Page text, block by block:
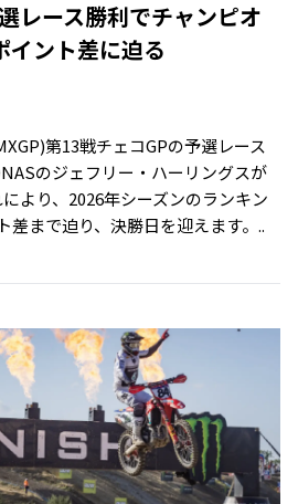
レース勝利でチャンピオ
イント差に迫る
第13戦チェコGPの予選レース
のジェフリー・ハーリングスが
より、2026年シーズンのランキン
差まで迫り、決勝日を迎えます。..